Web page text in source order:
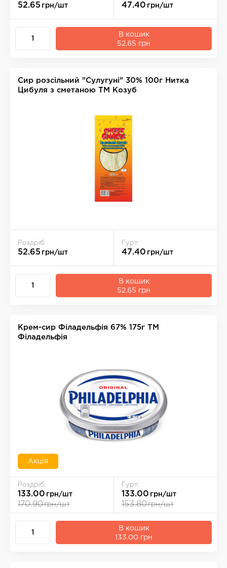
52.65 грн/шт 47.40 грн/шт
В кошик
52.65 грн
Сир розсільний "Сулугуні" 30% 100г Нитка
Цибуля з сметаною ТМ Козуб
Роздріб:
52.65 грн/шт
Гурт:
47.40 грн/шт
В кошик
52.65 грн
Крем-сир Фiладельфiя 67% 175г ТМ
Філадельфія
Акція
Роздріб:
133.00 грн/шт
170.90грн/шт
Гурт:
133.00 грн/шт
153.80грн/шт
В кошик
133.00 грн